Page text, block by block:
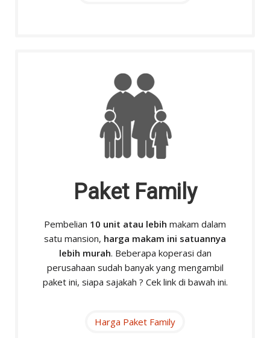
Paket Family
Pembelian 10 unit atau lebih makam dalam
satu mansion, harga makam ini satuannya
lebih murah. Beberapa koperasi dan
perusahaan sudah banyak yang mengambil
paket ini, siapa sajakah ? Cek link di bawah ini.
Harga Paket Family